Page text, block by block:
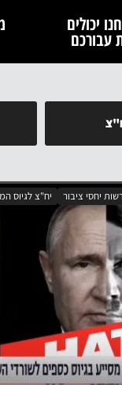
יכולים
עבורכם
יחסי ציבור יח"צ לגיוס